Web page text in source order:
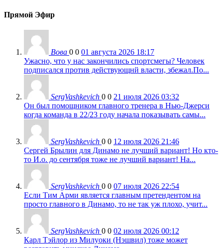
Прямой Эфир
Вова 0 0 01 августа 2026 18:17
Ужасно, что у нас закончились спортсмегы? Человек
подписался против действующнй власти, збежал.По...
SergVashkevich 0 0 21 июля 2026 03:32
Он был помощником главного тренера в Нью-Джерси
когда команда в 22/23 году начала показывать самы...
SergVashkevich 0 0 12 июля 2026 21:46
Сергей Брылин для Динамо не лучший вариант! Но кто-
то И.о. до сентября тоже не лучший вариант! На...
SergVashkevich 0 0 07 июля 2026 22:54
Если Тим Арми является главным претендентом на
просто главного в Динамо, то не так уж плохо, учит...
SergVashkevich 0 0 02 июля 2026 00:12
Карл Тэйлор из Милуоки (Нэшвил) тоже может